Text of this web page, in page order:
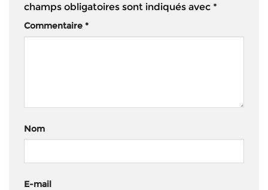
champs obligatoires sont indiqués avec *
Commentaire *
Nom
E-mail